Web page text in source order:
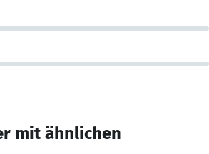
mit ähnlichen